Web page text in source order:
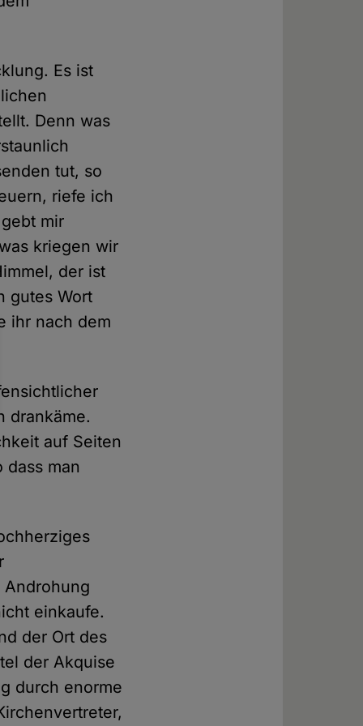
Es ist
Denn was
tut, so
riefe ich
mir
kriegen wir
der ist
gutes Wort
ihr nach dem
drankäme.
auf Seiten
man
einkaufe.
der Ort des
der Akquise
durch enorme